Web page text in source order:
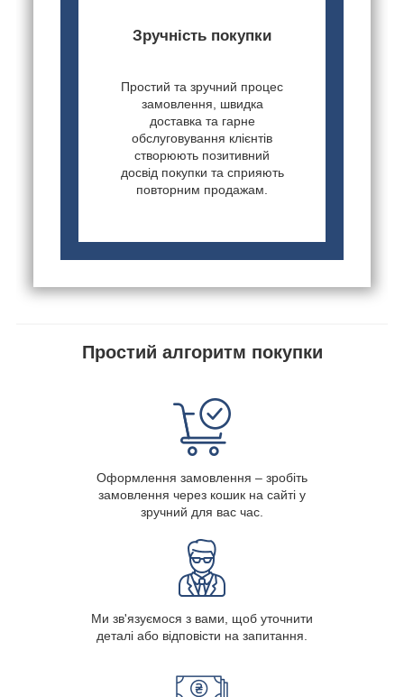
Зручність покупки
Простий та зручний процес
замовлення, швидка
доставка та гарне
обслуговування клієнтів
створюють позитивний
досвід покупки та сприяють
повторним продажам.
Простий алгоритм покупки
Оформлення замовлення – зробіть
замовлення через кошик на сайті у
зручний для вас час.
Ми зв'язуємося з вами, щоб уточнити
деталі або відповісти на запитання.